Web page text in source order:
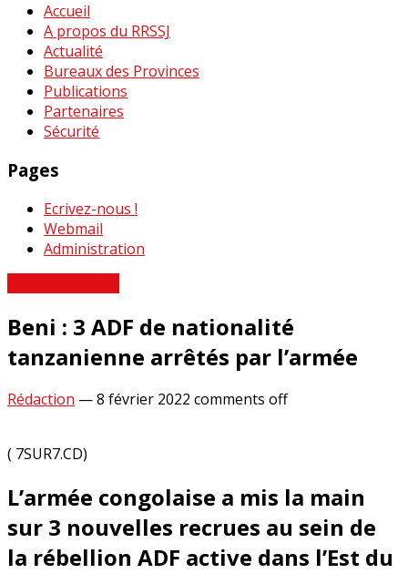
Accueil
A propos du RRSSJ
Actualité
Bureaux des Provinces
Publications
Partenaires
Sécurité
Pages
Ecrivez-nous !
Webmail
Administration
Beni : 3 ADF de nationalité
tanzanienne arrêtés par l’armée
Rédaction —8 février 2022 comments off
( 7SUR7.CD)
L’armée congolaise a mis la main
sur 3 nouvelles recrues au sein de
la rébellion ADF active dans l’Est du